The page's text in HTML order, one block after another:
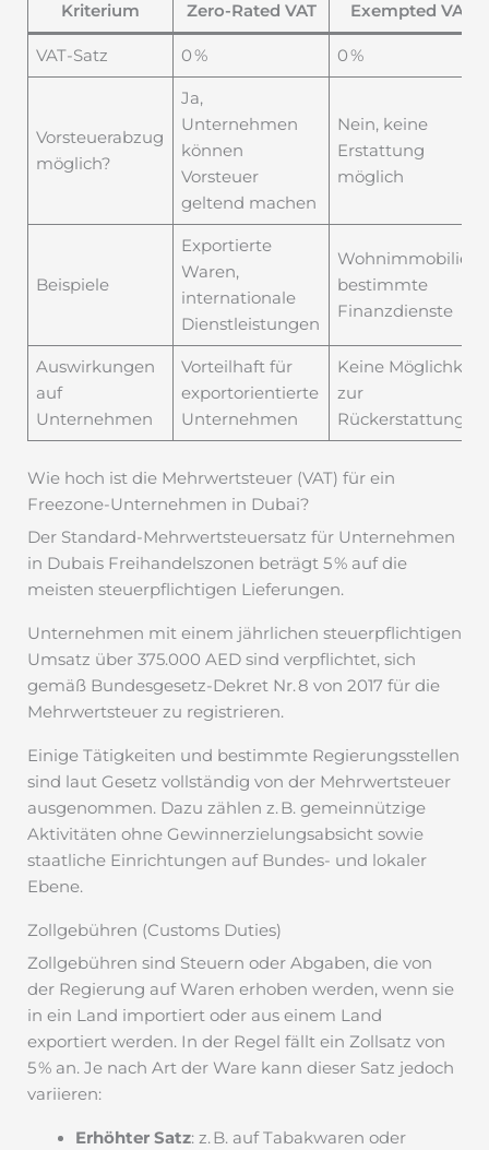
Kriterium Zero-Rated VAT Exempted VAT
VAT-Satz 0 % 0 %
Vorsteuerabzug
möglich?
Ja,
Unternehmen
können
Vorsteuer
geltend machen
Nein, keine
Erstattung
möglich
Beispiele
Exportierte
Waren,
internationale
Dienstleistungen
Wohnimmobilien,
bestimmte
Finanzdienste
Auswirkungen
auf
Unternehmen
Vorteilhaft für
exportorientierte
Unternehmen
Keine Möglichkeit
zur
Rückerstattung
Wie hoch ist die Mehrwertsteuer (VAT) für ein
Freezone-Unternehmen in Dubai?
Der Standard-Mehrwertsteuersatz für Unternehmen
in Dubais Freihandelszonen beträgt 5 % auf die
meisten steuerpflichtigen Lieferungen.
Unternehmen mit einem jährlichen steuerpflichtigen
Umsatz über 375.000 AED sind verpflichtet, sich
gemäß Bundesgesetz-Dekret Nr. 8 von 2017 für die
Mehrwertsteuer zu registrieren.
Einige Tätigkeiten und bestimmte Regierungsstellen
sind laut Gesetz vollständig von der Mehrwertsteuer
ausgenommen. Dazu zählen z. B. gemeinnützige
Aktivitäten ohne Gewinnerzielungsabsicht sowie
staatliche Einrichtungen auf Bundes- und lokaler
Ebene.
Zollgebühren (Customs Duties)
Zollgebühren sind Steuern oder Abgaben, die von
der Regierung auf Waren erhoben werden, wenn sie
in ein Land importiert oder aus einem Land
exportiert werden. In der Regel fällt ein Zollsatz von
5 % an. Je nach Art der Ware kann dieser Satz jedoch
variieren:
Erhöhter Satz: z. B. auf Tabakwaren oder